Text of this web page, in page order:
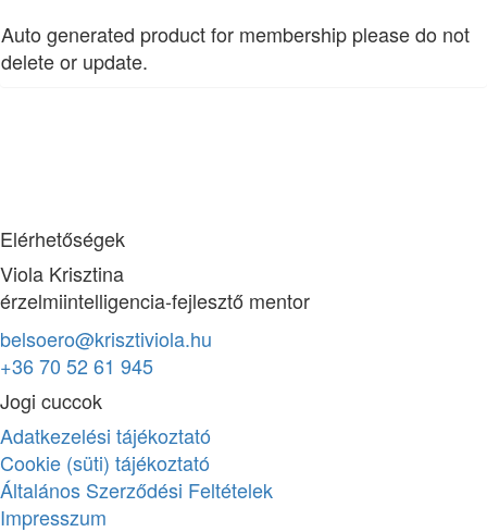
Auto generated product for membership please do not
delete or update.
Elérhetőségek
Viola Krisztina
érzelmiintelligencia-fejlesztő mentor
belsoero@krisztiviola.hu
+36 70 52 61 945
Jogi cuccok
Adatkezelési tájékoztató
Cookie (süti) tájékoztató
Általános Szerződési Feltételek
Impresszum